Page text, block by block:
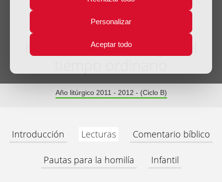
Personalizar
Aceptar todo
Nov
Homilía XXXI Domingo del
Año litúrgico 2011 - 2012 - (Ciclo B)
Introducción Lecturas Comentario bíblico
Pautas para la homilía Infantil